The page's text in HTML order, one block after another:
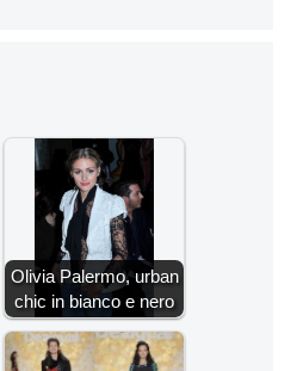
Olivia Palermo, urban
chic in bianco e nero